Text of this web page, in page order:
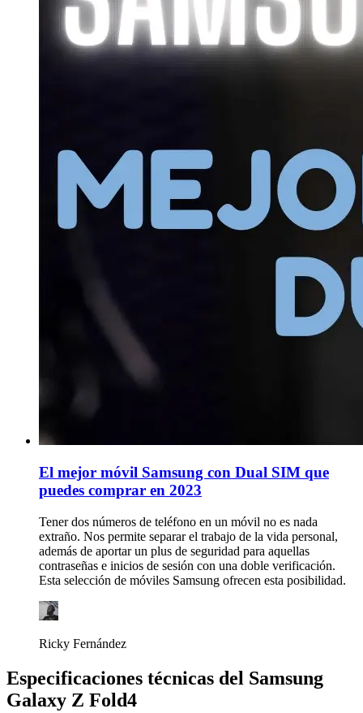
El mejor móvil Samsung con Dual SIM que
puedes comprar en 2023
Tener dos números de teléfono en un móvil no es nada
extraño. Nos permite separar el trabajo de la vida personal,
además de aportar un plus de seguridad para aquellas
contraseñas e inicios de sesión con una doble verificación.
Esta selección de móviles Samsung ofrecen esta posibilidad.
Ricky Fernández
Especificaciones técnicas del Samsung
Galaxy Z Fold4